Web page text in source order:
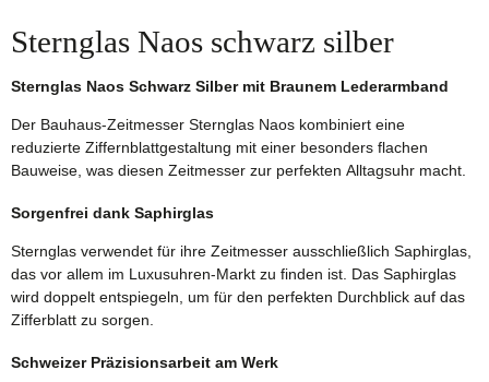
Sternglas Naos schwarz silber
Sternglas Naos Schwarz Silber mit Braunem Lederarmband
Der Bauhaus-Zeitmesser Sternglas Naos kombiniert eine
reduzierte Ziffernblattgestaltung mit einer besonders flachen
Bauweise, was diesen Zeitmesser zur perfekten Alltagsuhr macht.
Sorgenfrei dank Saphirglas
Sternglas verwendet für ihre Zeitmesser ausschließlich Saphirglas,
das vor allem im Luxusuhren-Markt zu finden ist. Das Saphirglas
wird doppelt entspiegeln, um für den perfekten Durchblick auf das
Zifferblatt zu sorgen.
Schweizer Präzisionsarbeit am Werk